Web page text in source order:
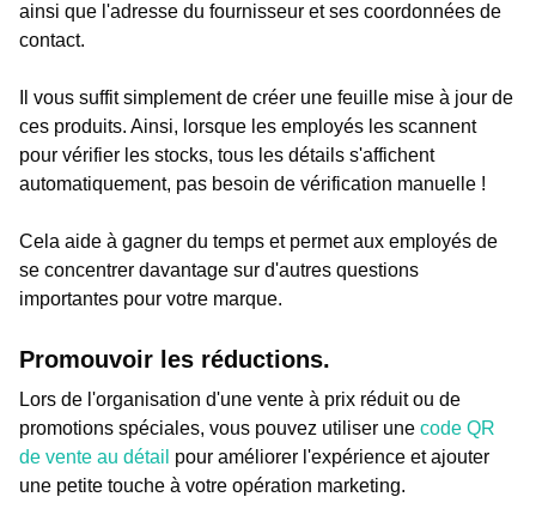
ainsi que l'adresse du fournisseur et ses coordonnées de
contact.
Il vous suffit simplement de créer une feuille mise à jour de
ces produits. Ainsi, lorsque les employés les scannent
pour vérifier les stocks, tous les détails s'affichent
automatiquement, pas besoin de vérification manuelle !
Cela aide à gagner du temps et permet aux employés de
se concentrer davantage sur d'autres questions
importantes pour votre marque.
Promouvoir les réductions.
Lors de l'organisation d'une vente à prix réduit ou de
promotions spéciales, vous pouvez utiliser une code QR
de vente au détail pour améliorer l'expérience et ajouter
une petite touche à votre opération marketing.